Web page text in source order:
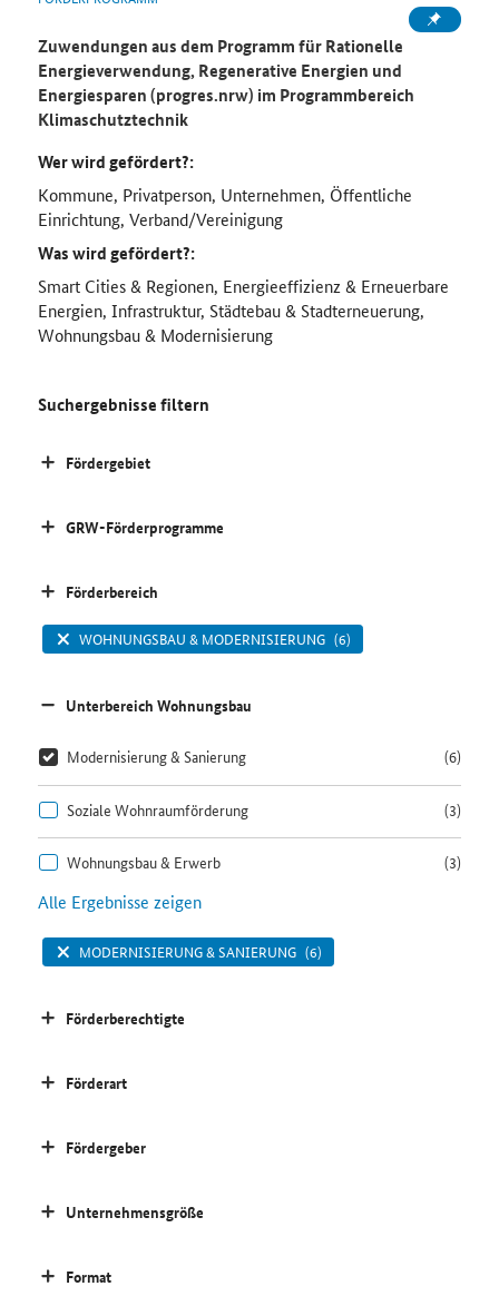
Zuwendungen aus dem Programm für Rationelle
Energieverwendung, Regenerative Energien und
Energiesparen (progres.nrw) im Programmbereich
Klimaschutztechnik
Wer wird gefördert?:
Kommune, Privatperson, Unternehmen, Öffentliche
Einrichtung, Verband/Vereinigung
Was wird gefördert?:
Smart Cities & Regionen, Energieeffizienz & Erneuerbare
Energien, Infrastruktur, Städtebau & Stadterneuerung,
Wohnungsbau & Modernisierung
Suchergebnisse filtern
Fördergebiet
GRW-Förderprogramme
Förderbereich
WOHNUNGSBAU & MODERNISIERUNG (6)
Unterbereich Wohnungsbau
Modernisierung & Sanierung (6)
Soziale Wohnraumförderung (3)
Wohnungsbau & Erwerb (3)
Alle Ergebnisse zeigen
MODERNISIERUNG & SANIERUNG (6)
Förderberechtigte
Förderart
Fördergeber
Unternehmensgröße
Format